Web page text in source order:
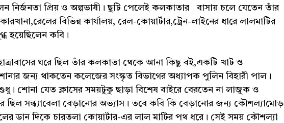
নির্জনতা প্রিয় ও অল্পভাষী। ছুটি পেলেই কলকাতার বাসায় চলে যেতেন তাঁর
বিভিন্ন কার্যালয়, রেল-কোয়ার্টার,ট্রেন-লাইনের ধারে লালমাটির
হয়েছিলেন কবি।
ঘরে ছিল তাঁর কলকাতা থেকে আনা কিছু বই,একটি খাট ও
জন্য থাকতেন কলেজের সংস্কৃত বিভাগের অধ্যাপক পুলিন বিহারী পাল।
শোনা যেত ক্লাসের সময়টুকু ছাড়া বিশেষ বাইরে বেরতেন না লাজুক ও
ছিল সন্ধ্যাবেলা বেড়ানোর অভ্যাস। তবে কবি কি বেড়ানোর জন্য কৌশল্যামোড়
ডান দিকে চারতলা কোয়ার্টার-এর লাল মাটির পথ ধরে। সেই সময় কৌশল্যা